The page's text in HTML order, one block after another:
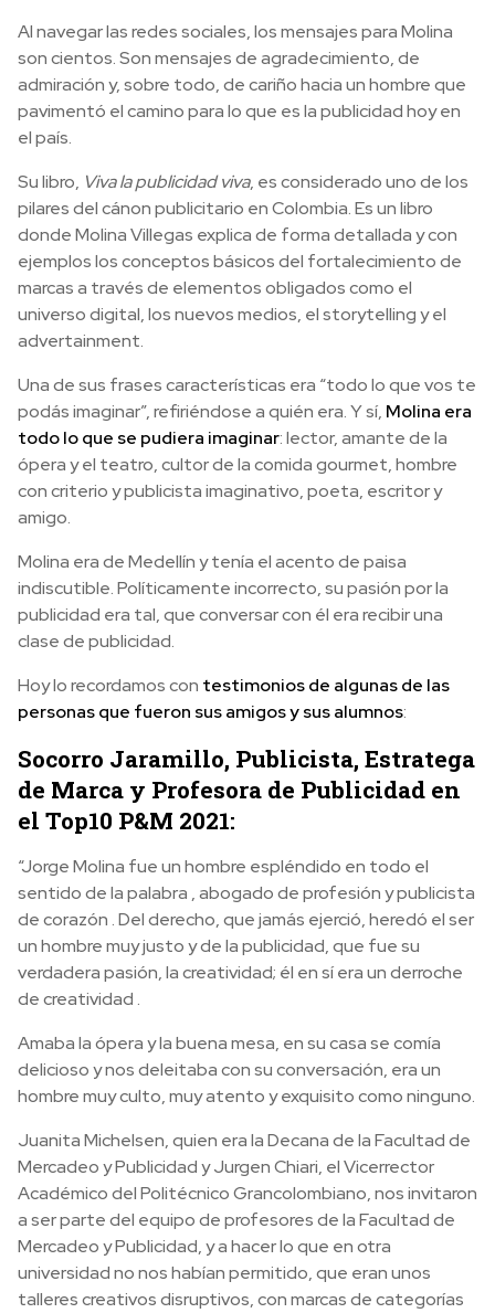
Al navegar las redes sociales, los mensajes para Molina
son cientos. Son mensajes de agradecimiento, de
admiración y, sobre todo, de cariño hacia un hombre que
pavimentó el camino para lo que es la publicidad hoy en
el país.
Su libro, Viva la publicidad viva, es considerado uno de los
pilares del cánon publicitario en Colombia. Es un libro
donde Molina Villegas explica de forma detallada y con
ejemplos los conceptos básicos del fortalecimiento de
marcas a través de elementos obligados como el
universo digital, los nuevos medios, el storytelling y el
advertainment.
Una de sus frases características era “todo lo que vos te
podás imaginar”, refiriéndose a quién era. Y sí, Molina era
todo lo que se pudiera imaginar: lector, amante de la
ópera y el teatro, cultor de la comida gourmet, hombre
con criterio y publicista imaginativo, poeta, escritor y
amigo.
Molina era de Medellín y tenía el acento de paisa
indiscutible. Políticamente incorrecto, su pasión por la
publicidad era tal, que conversar con él era recibir una
clase de publicidad.
Hoy lo recordamos con testimonios de algunas de las
personas que fueron sus amigos y sus alumnos:
Socorro Jaramillo, Publicista, Estratega
de Marca y Profesora de Publicidad en
el Top10 P&M 2021:
“Jorge Molina fue un hombre espléndido en todo el
sentido de la palabra , abogado de profesión y publicista
de corazón . Del derecho, que jamás ejerció, heredó el ser
un hombre muy justo y de la publicidad, que fue su
verdadera pasión, la creatividad; él en sí era un derroche
de creatividad .
Amaba la ópera y la buena mesa, en su casa se comía
delicioso y nos deleitaba con su conversación, era un
hombre muy culto, muy atento y exquisito como ninguno.
Juanita Michelsen, quien era la Decana de la Facultad de
Mercadeo y Publicidad y Jurgen Chiari, el Vicerrector
Académico del Politécnico Grancolombiano, nos invitaron
a ser parte del equipo de profesores de la Facultad de
Mercadeo y Publicidad, y a hacer lo que en otra
universidad no nos habían permitido, que eran unos
talleres creativos disruptivos, con marcas de categorías